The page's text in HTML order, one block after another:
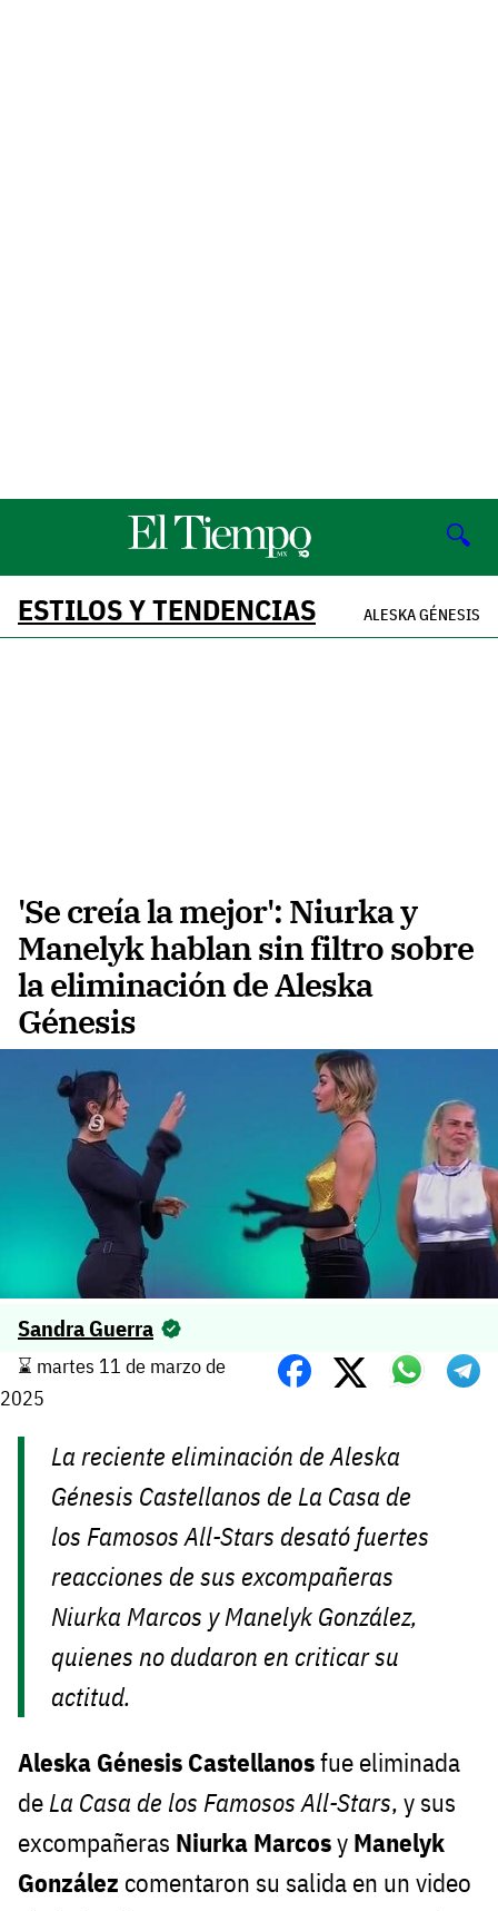
🔍
ESTILOS Y TENDENCIAS ALESKA GÉNESIS
'Se creía la mejor': Niurka y
Manelyk hablan sin filtro sobre
la eliminación de Aleska
Génesis
Sandra Guerra
⌛️ martes 11 de marzo de
2025
La reciente eliminación de Aleska
Génesis Castellanos deLa Casa de
los Famosos All-Stars desató fuertes
reacciones de sus excompañeras
Niurka Marcos y Manelyk González,
quienes no dudaron en criticar su
actitud.
Aleska Génesis Castellanosfue eliminada
deLa Casa de los Famosos All-Stars, y sus
excompañeras Niurka Marcosy Manelyk
González comentaron su salida en un video